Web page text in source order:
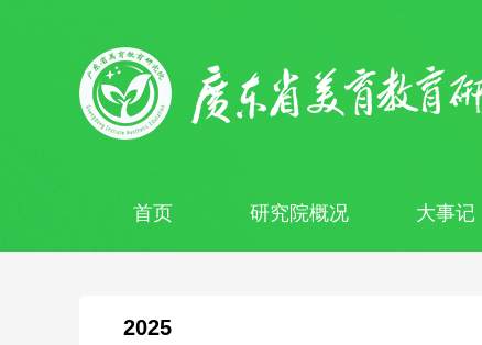
首页 研究院概况 大事记
2025